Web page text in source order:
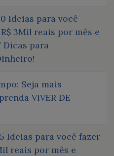
Ideias para você
3Mil reais por mês e
Dicas para
Seja mais
VIVER DE
Ideias para você fazer
reais por mês e